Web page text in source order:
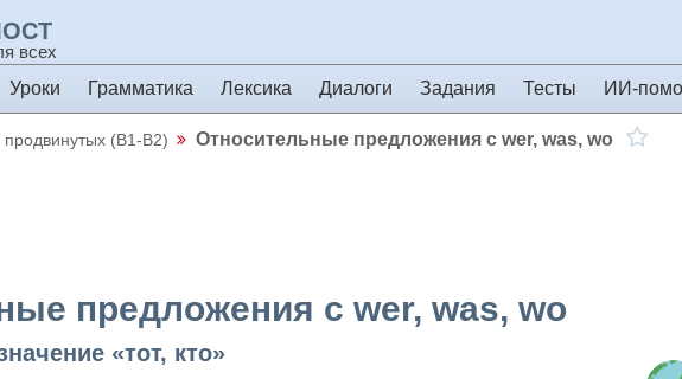
всех
Уроки Грамматика Лексика Диалоги Задания Тесты ИИ-
продвинутых (B1-B2) Относительные предложения с wer, was, wo
предложения с wer, was, wo
«тот, кто»